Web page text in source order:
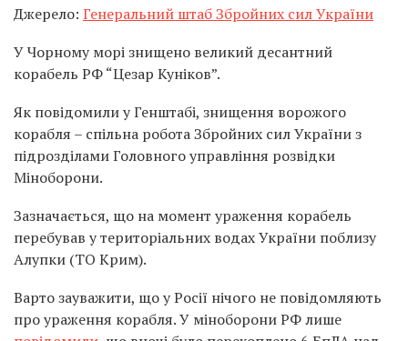
Джерело: Генеральний штаб Збройних сил України
У Чорному морі знищено великий десантний
корабель РФ “Цезар Куніков”.
Як повідомили у Генштабі, знищення ворожого
корабля – спільна робота Збройних сил України з
підрозділами Головного управління розвідки
Міноборони.
Зазначається, що на момент ураження корабель
перебував у територіальних водах України поблизу
Алупки (ТО Крим).
Варто зауважити, що у Росії нічого не повідомляють
про ураження корабля. У міноборони РФ лише